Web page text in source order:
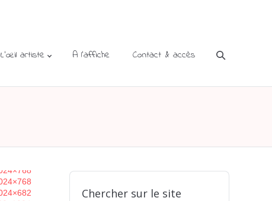
L’œil artiste A l’affiche Contact & accès
Chercher sur le site